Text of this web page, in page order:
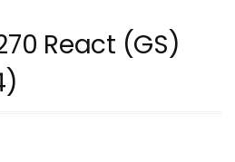
React (GS)